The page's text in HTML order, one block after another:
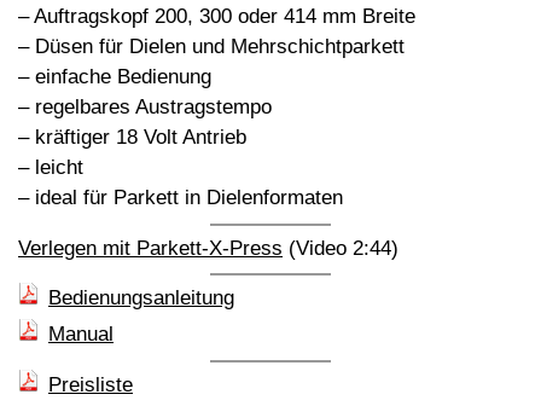
– Auftragskopf 200, 300 oder 414 mm Breite
– Düsen für Dielen und Mehrschichtparkett
– einfache Bedienung
– regelbares Austragstempo
– kräftiger 18 Volt Antrieb
– leicht
– ideal für Parkett in Dielenformaten
Verlegen mit Parkett-X-Press (Video 2:44)
Bedienungsanleitung
Manual
Preisliste